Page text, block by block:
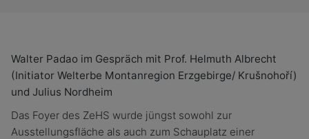
Walter Padao im Gespräch mit Prof. Helmuth Albrecht
(Initiator Welterbe Montanregion Erzgebirge/ Krušnohoří)
und Julius Nordheim
Das Foyer des ZeHS wurde jüngst sowohl zur
Ausstellungsfläche als auch zum Schauplatz einer